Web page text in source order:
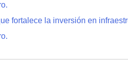
fortalece la inversión en